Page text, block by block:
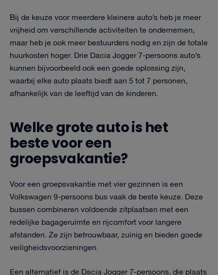
Bij de keuze voor meerdere kleinere auto’s heb je meer
vrijheid om verschillende activiteiten te ondernemen,
maar heb je ook meer bestuurders nodig en zijn de totale
huurkosten hoger. Drie Dacia Jogger 7-persoons auto’s
kunnen bijvoorbeeld ook een goede oplossing zijn,
waarbij elke auto plaats biedt aan 5 tot 7 personen,
afhankelijk van de leeftijd van de kinderen.
Welke grote auto is het
beste voor een
groepsvakantie?
Voor een groepsvakantie met vier gezinnen is een
Volkswagen 9-persoons bus vaak de beste keuze. Deze
bussen combineren voldoende zitplaatsen met een
redelijke bagageruimte en rijcomfort voor langere
afstanden. Ze zijn betrouwbaar, zuinig en bieden goede
veiligheidsvoorzieningen.
Een alternatief is de Dacia Jogger 7-persoons, die plaats